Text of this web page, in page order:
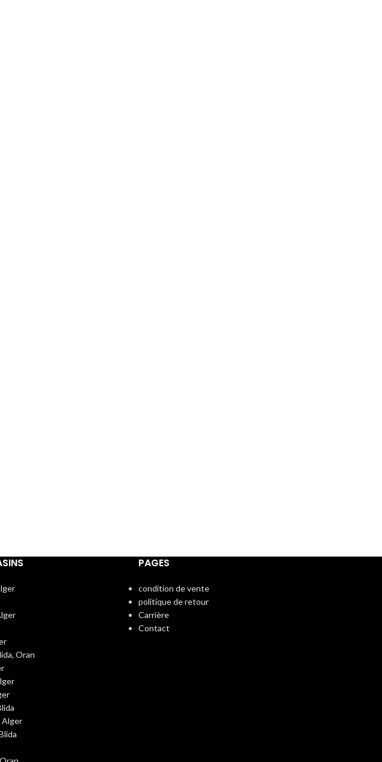
Oran
Alger
PAGES
condition de vente
politique de retour
Carrière
Contact